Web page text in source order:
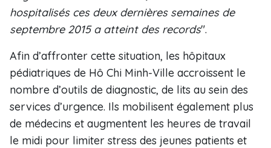
hospitalisés ces deux dernières semaines de
septembre 2015 a atteint des records".
Afin d’affronter cette situation, les hôpitaux
pédiatriques de Hô Chi Minh-Ville accroissent le
nombre d’outils de diagnostic, de lits au sein des
services d’urgence. Ils mobilisent également plus
de médecins et augmentent les heures de travail
le midi pour limiter stress des jeunes patients et